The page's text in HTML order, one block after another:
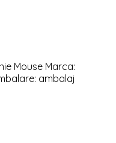
Mouse Marca:
ambalaj